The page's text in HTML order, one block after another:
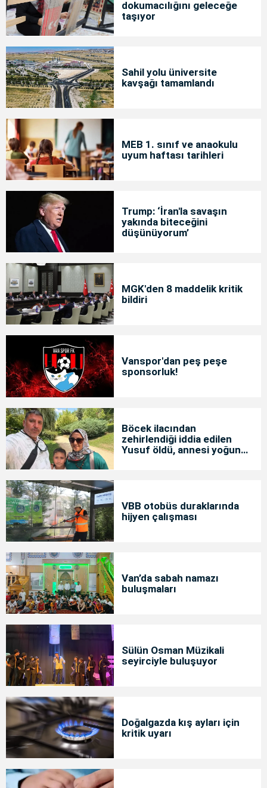
dokumacılığını geleceğe
taşıyor
Sahil yolu üniversite
kavşağı tamamlandı
MEB 1. sınıf ve anaokulu
uyum haftası tarihleri
Trump: ‘İran'la savaşın
yakında biteceğini
düşünüyorum’
MGK'den 8 maddelik kritik
bildiri
Vanspor'dan peş peşe
sponsorluk!
Böcek ilacından
zehirlendiği iddia edilen
Yusuf öldü, annesi yoğun
VBB otobüs duraklarında
hijyen çalışması
Van’da sabah namazı
buluşmaları
Sülün Osman Müzikali
seyirciyle buluşuyor
Doğalgazda kış ayları için
kritik uyarı